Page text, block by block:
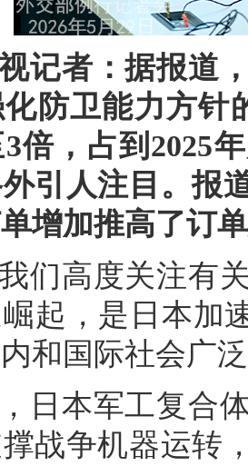
记者：据报道
防卫能力方针
倍，占到2025
引人注目。报
增加推高了订
们高度关注有
起，是日本加
和国际社会广
日本军工复合
战争机器运转